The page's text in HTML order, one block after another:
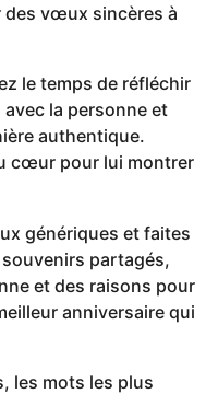
des vœux sincères à
le temps de réfléchir
la personne et
authentique.
cœur pour lui montrer
génériques et faites
partagés,
et des raisons pour
anniversaire qui
les mots les plus